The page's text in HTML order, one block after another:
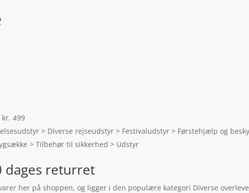
kr. 499
> Diverse rejseudstyr > Festivaludstyr > Førstehjælp og
> Tilbehør til sikkerhed > Udstyr
dages returret
her på shoppen, og ligger i den populære kategori Diverse